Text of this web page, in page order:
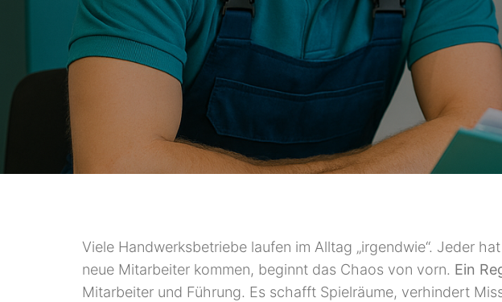
Viele Handwerksbetriebe laufen im Alltag „irgendwie“. Jeder
neue Mitarbeiter kommen, beginnt das Chaos von vorn. Ein
Mitarbeiter und Führung. Es schafft Spielräume, verhindert